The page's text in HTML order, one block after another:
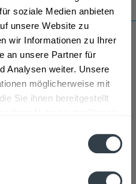
soziale Medien anbieten
unsere Website zu
wir Informationen zu Ihrer
an unsere Partner für
Analysen weiter. Unsere
möglicherweise mit
Sie ihnen bereitgestellt
Es gilt unsere Datenschutzerklärung